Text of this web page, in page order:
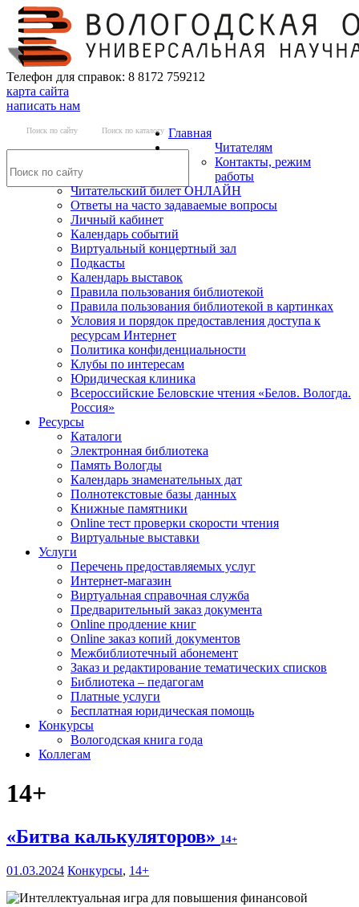
Телефон для справок: 8 8172 759212
карта сайта
написать нам
Поиск по сайту Поиск по каталогу Главная
Читателям
Контакты, режим
работы
Читательский билет ОНЛАЙН
Ответы на часто задаваемые вопросы
Личный кабинет
Календарь событий
Виртуальный концертный зал
Подкасты
Календарь выставок
Правила пользования библиотекой
Правила пользования библиотекой в картинках
Условия и порядок предоставления доступа к
ресурсам Интернет
Политика конфиденциальности
Клубы по интересам
Юридическая клиника
Всероссийские Беловские чтения «Белов. Вологда.
Россия»
Ресурсы
Каталоги
Электронная библиотека
Память Вологды
Календарь знаменательных дат
Полнотекстовые базы данных
Книжные памятники
Online тест проверки скорости чтения
Виртуальные выставки
Услуги
Перечень предоставляемых услуг
Интернет-магазин
Виртуальная справочная служба
Предварительный заказ документа
Online продление книг
Online заказ копий документов
Межбиблиотечный абонемент
Заказ и редактирование тематических списков
Библиотека – педагогам
Платные услуги
Бесплатная юридическая помощь
Конкурсы
Вологодская книга года
Коллегам
14+
«Битва калькуляторов» 14+
01.03.2024 Конкурсы, 14+